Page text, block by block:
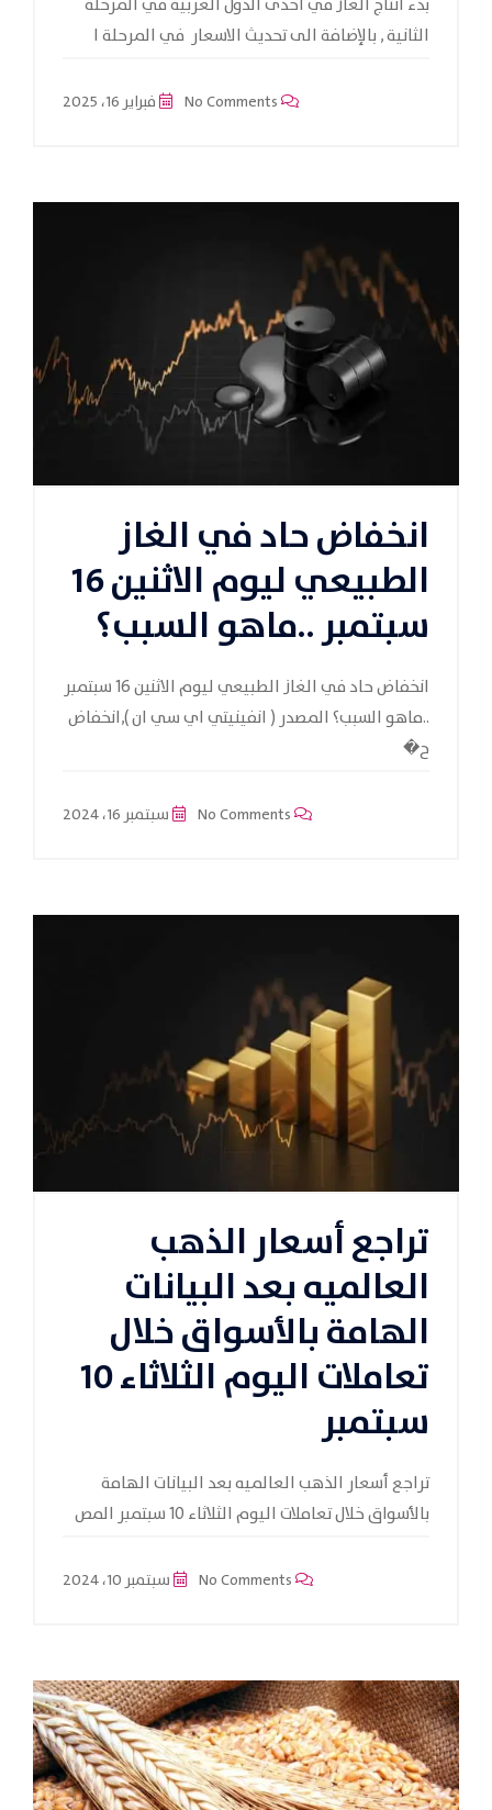
الثانية , بالإضافة الى تحديث الاسعار في المرحلة ا
فبراير 16، 2025
انخفاض حاد في الغاز
الطبيعي ليوم الاثنين 16
سبتمبر ..ماهو السبب؟
انخفاض حاد في الغاز الطبيعي ليوم الاثنين 16 سبتمبر
..ماهو السبب؟ المصدر ( انفينيتي اي سي ان ),انخفاض
ح�
سبتمبر 16، 2024
تراجع أسعار الذهب
العالميه بعد البيانات
الهامة بالأسواق خلال
تعاملات اليوم الثلاثاء 10
سبتمبر
تراجع أسعار الذهب العالميه بعد البيانات الهامة
بالأسواق خلال تعاملات اليوم الثلاثاء 10 سبتمبر المص
سبتمبر 10، 2024